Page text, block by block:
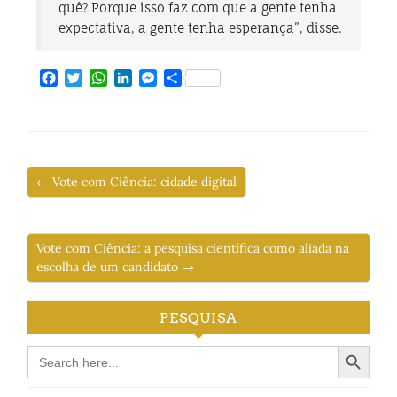
quê? Porque isso faz com que a gente tenha
expectativa, a gente tenha esperança”, disse.
Facebook
TwitterWhatsApp
LinkedInMessenger
Share
← Vote com Ciência: cidade digital
Vote com Ciência: a pesquisa científica como aliada na
escolha de um candidato →
PESQUISA
Search
for:
Search Button